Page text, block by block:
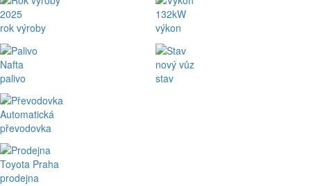
2025
rok výroby
Nafta
palivo
Automatická
převodovka
Toyota Praha
prodejna
132kW
výkon
nový vůz
stav